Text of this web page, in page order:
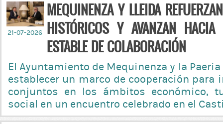
MEQUINENZA Y LLEIDA
HISTÓRICOS Y AVANZAN HACIA
ESTABLE DE COLABORACIÓN
21-07-2026
El Ayuntamiento de Mequinenza y la
establecer un marco de cooperación para
conjuntos en los ámbitos económico,
social en un encuentro celebrado en el